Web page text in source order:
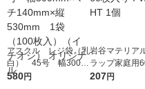
アスクル レジ袋（乳
白） 45号 幅300m
m×マチ140mm×縦53
580円
岩谷マテリア
ラップ家庭用
り I-WRAP-HT
207円